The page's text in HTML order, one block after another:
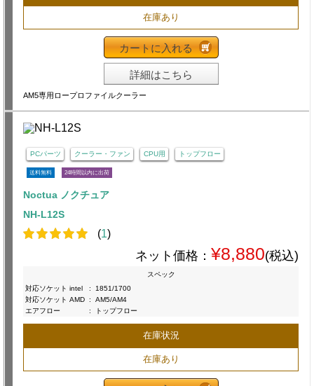
在庫あり
カートに入れる
詳細はこちら
AM5専用ロープロファイルクーラー
PCパーツ クーラー・ファン CPU用 トップフロー
送料無料 24時間以内に出荷
Noctua ノクチュア
NH-L12S
(1)
ネット価格： ¥8,880(税込)
スペック
対応ソケット intel
:
1851/1700
対応ソケット AMD :
AM5/AM4
エアフロー
: トップフロー
在庫状況
在庫あり